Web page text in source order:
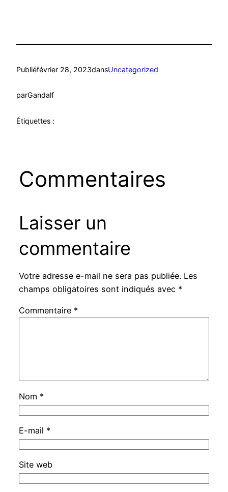
Publiéfévrier 28, 2023dansUncategorized
parGandalf
Étiquettes :
Commentaires
Laisser un
commentaire
Votre adresse e-mail ne sera pas publiée. Les
champs obligatoires sont indiqués avec *
Commentaire *
Nom *
E-mail *
Site web